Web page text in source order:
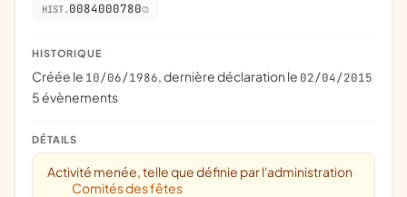
HIST. 0084000780
HISTORIQUE
Créée le 10/06/1986, dernière déclaration le 02/04/2015
5 évènements
DÉTAILS
Activité menée, telle que définie par l'administration
Comités des fêtes